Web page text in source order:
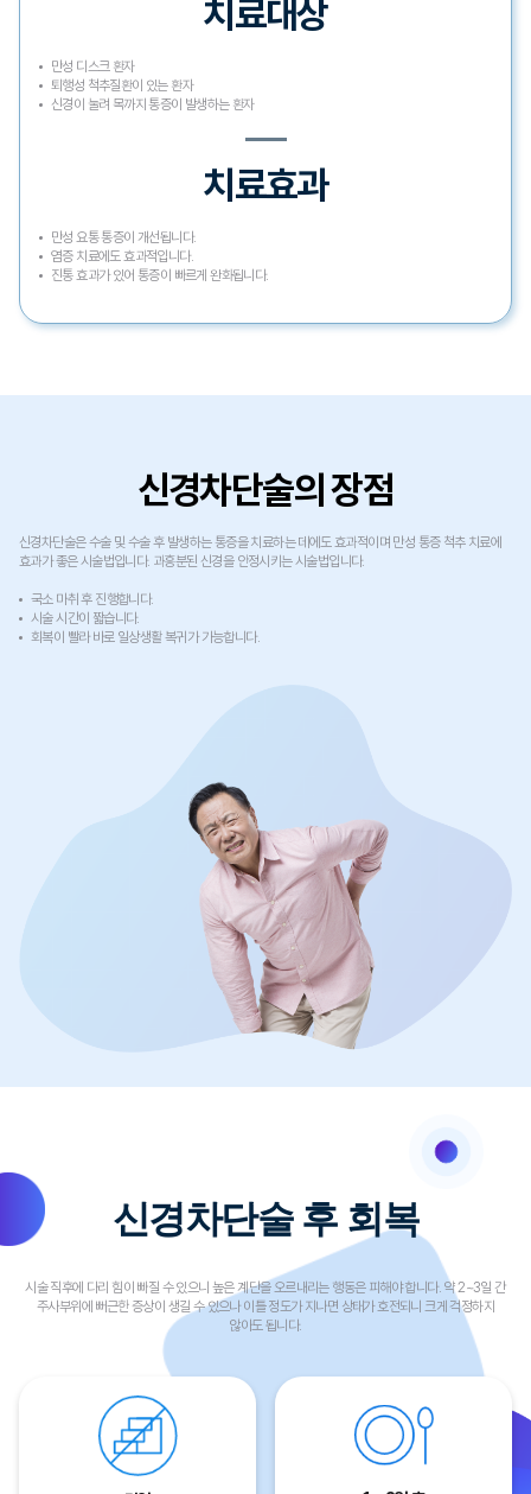
치료대상
만성 디스크 환자​
퇴행성 척추질환이 있는 환자​
신경이 눌려 목까지 통증이 발생하는 환자​
치료효과
만성 요통 통증이 개선됩니다.
염증 치료에도 효과적입니다.
진통 효과가 있어 통증이 빠르게 완화됩니다.
신경차단술의 장점
신경차단술은 수술 및 수술 후 발생하는 통증을 치료하는 데에도 효과적이며 만성 통증 척추 치료에
효과가 좋은 시술법입니다. 과흥분된 신경을 안정시키는 시술법입니다.
국소 마취 후 진행합니다.
시술 시간이 짧습니다.
회복이 빨라 바로 일상생활 복귀가 가능합니다.​
신경차단술 후 회복
시술 직후에 다리 힘이 빠질 수 있으니 높은 계단을 오르내리는 행동은 피해야 합니다. 약 2~3일 간
주사부위에 뻐근한 증상이 생길 수 있으나 이틀 정도가 지나면 상태가 호전되니 크게 걱정하지
않아도 됩니다.